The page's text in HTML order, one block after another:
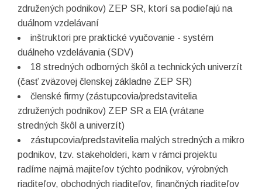
združených podnikov) ZEP SR, ktorí sa podieľajú na
duálnom vzdelávaní
inštruktori pre praktické vyučovanie - systém
duálneho vzdelávania (SDV)
18 stredných odborných škôl a technických univerzít
(časť zväzovej členskej základne ZEP SR)
členské firmy (zástupcovia/predstavitelia
združených podnikov) ZEP SR a ElA (vrátane
stredných škôl a univerzít)
zástupcovia/predstavitelia malých stredných a mikro
podnikov, tzv. stakeholderi, kam v rámci projektu
radíme najmä majiteľov týchto podnikov, výrobných
riaditeľov, obchodných riaditeľov, finančných riaditeľov